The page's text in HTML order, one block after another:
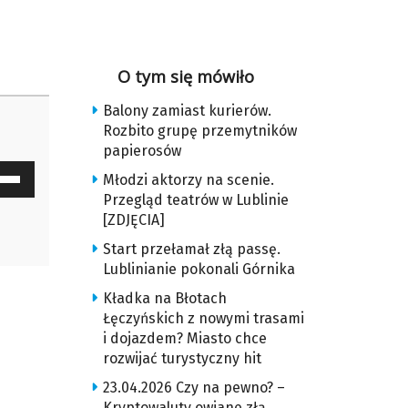
O tym się mówiło
Balony zamiast kurierów.
Rozbito grupę przemytników
papierosów
Młodzi aktorzy na scenie.
Przegląd teatrów w Lublinie
[ZDJĘCIA]
Start przełamał złą passę.
Lublinianie pokonali Górnika
Kładka na Błotach
Łęczyńskich z nowymi trasami
i dojazdem? Miasto chce
rozwijać turystyczny hit
23.04.2026 Czy na pewno? –